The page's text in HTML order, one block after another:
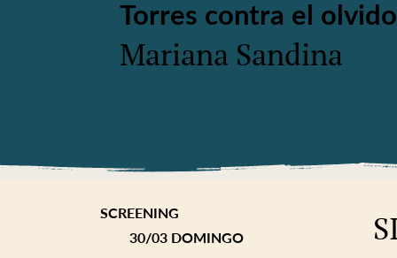
Torres contra el olvido
Mariana Sandina
SCREENING
30/03 DOMINGO